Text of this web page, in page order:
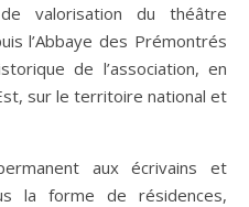
valorisation du théâtre
l’Abbaye des Prémontrés
de l’association, en
sur le territoire national et
aux écrivains et
la forme de résidences,